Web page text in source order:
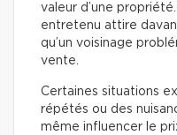
valeur d’une
entretenu attire
qu’un voisinage
vente.
Certaines situations
répétés ou des
même influencer le